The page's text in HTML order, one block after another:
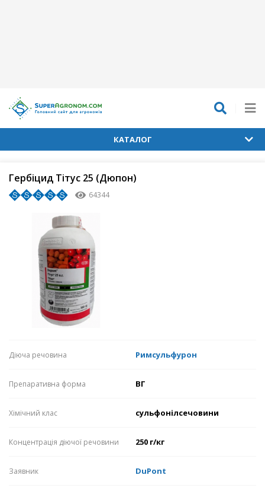
КАТАЛОГ
Гербіцид Тітус 25 (Дюпон)
64344
Діюча речовина Римсульфурон
Препаративна форма ВГ
Хімічний клас сульфонілсечовини
Концентрація діючої речовини 250 г/кг
Заявник DuPont